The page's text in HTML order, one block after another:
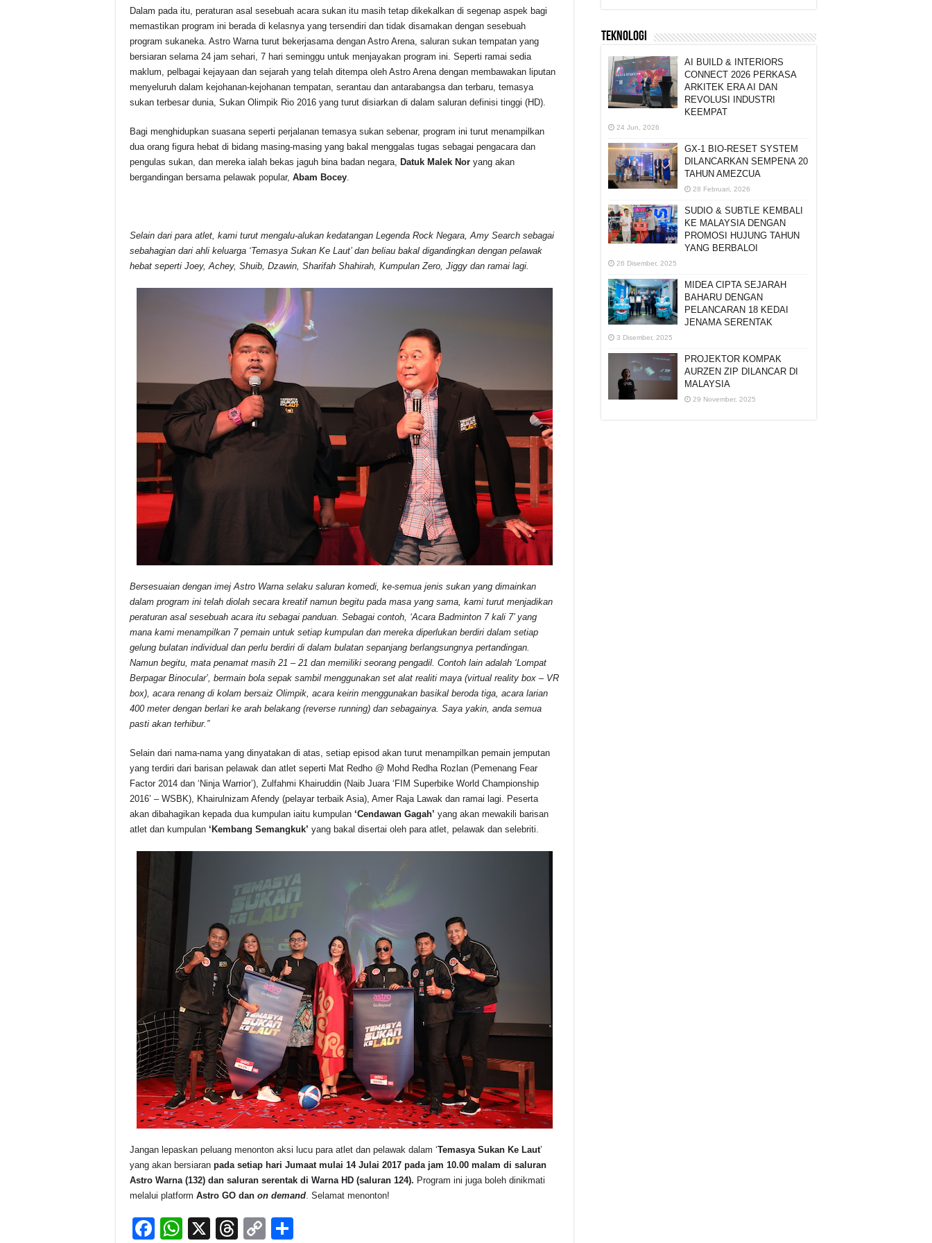
Dalam pada itu, peraturan asal sesebuah acara sukan itu masih tetap dikekalkan di segenap aspek bagi
memastikan program ini berada di kelasnya yang tersendiri dan tidak disamakan dengan sesebuah
program sukaneka. Astro Warna turut bekerjasama dengan Astro Arena, saluran sukan tempatan yang
bersiaran selama 24 jam sehari, 7 hari seminggu untuk menjayakan program ini. Seperti ramai sedia
maklum, pelbagai kejayaan dan sejarah yang telah ditempa oleh Astro Arena dengan membawakan liputan
menyeluruh dalam kejohanan-kejohanan tempatan, serantau dan antarabangsa dan terbaru, temasya
sukan terbesar dunia, Sukan Olimpik Rio 2016 yang turut disiarkan di dalam saluran definisi tinggi (HD).
Bagi menghidupkan suasana seperti perjalanan temasya sukan sebenar, program ini turut menampilkan
dua orang figura hebat di bidang masing-masing yang bakal menggalas tugas sebagai pengacara dan
pengulas sukan, dan mereka ialah bekas jaguh bina badan negara, Datuk Malek Nor yang akan
bergandingan bersama pelawak popular, Abam Bocey
Selain dari para atlet, kami turut mengalu-alukan kedatangan Legenda Rock Negara, Amy Search sebagai
sebahagian dari ahli keluarga ‘Temasya Sukan Ke Laut’ dan beliau bakal digandingkan dengan pelawak
hebat seperti Joey, Achey, Shuib, Dzawin, Sharifah Shahirah, Kumpulan Zero, Jiggy dan ramai lagi.
Bersesuaian dengan imej Astro Warna selaku saluran komedi, ke-semua jenis sukan yang dimainkan
dalam program ini telah diolah secara kreatif namun begitu pada masa yang sama, kami turut menjadikan
peraturan asal sesebuah acara itu sebagai panduan. Sebagai contoh, ‘Acara Badminton 7 kali 7’ yang
mana kami menampilkan 7 pemain untuk setiap kumpulan dan mereka diperlukan berdiri dalam setiap
gelung bulatan individual dan perlu berdiri di dalam bulatan sepanjang berlangsungnya pertandingan.
Namun begitu, mata penamat masih 21 – 21 dan memiliki seorang pengadil. Contoh lain adalah ‘Lompat
Berpagar Binocular’, bermain bola sepak sambil menggunakan set alat realiti maya (virtual reality box – VR
box), acara renang di kolam bersaiz Olimpik, acara keirin menggunakan basikal beroda tiga, acara larian
400 meter dengan berlari ke arah belakang (reverse running) dan sebagainya. Saya yakin, anda semua
pasti akan terhibur.”
Selain dari nama-nama yang dinyatakan di atas, setiap episod akan turut menampilkan pemain jemputan
yang terdiri dari barisan pelawak dan atlet seperti Mat Redho @ Mohd Redha Rozlan (Pemenang Fear
Factor 2014 dan ‘Ninja Warrior’), Zulfahmi Khairuddin (Naib Juara ‘FIM Superbike World Championship
2016’ – WSBK), Khairulnizam Afendy (pelayar terbaik Asia), Amer Raja Lawak dan ramai lagi. Peserta
akan dibahagikan kepada dua kumpulan iaitu kumpulan ‘Cendawan Gagah’ yang akan mewakili barisan
atlet dan kumpulan ‘Kembang Semangkuk’ yang bakal disertai oleh para atlet, pelawak dan selebriti.
Jangan lepaskan peluang menonton aksi lucu para atlet dan pelawak dalam ‘Temasya Sukan Ke Laut’
yang akan bersiaran pada setiap hari Jumaat mulai 14 Julai 2017 pada jam 10.00 malam di saluran
Astro Warna (132) dan saluran serentak di Warna HD (saluran 124). Program ini juga boleh dinikmati
melalui platform Astro GO dan on demand . Selamat menonton!
F
W X
T
C
TEKNOLOGI
AI BUILD & INTERIORS
CONNECT 2026 PERKASA
ARKITEK ERA AI DAN
REVOLUSI INDUSTRI
KEEMPAT
24 Jun, 2026
GX-1 BIO-RESET SYSTEM
DILANCARKAN SEMPENA 20
TAHUN AMEZCUA
28 Februari, 2026
SUDIO & SUBTLE KEMBALI
KE MALAYSIA DENGAN
PROMOSI HUJUNG TAHUN
YANG BERBALOI
26 Disember, 2025
MIDEA CIPTA SEJARAH
BAHARU DENGAN
PELANCARAN 18 KEDAI
JENAMA SERENTAK
3 Disember, 2025
PROJEKTOR KOMPAK
AURZEN ZIP DILANCAR DI
MALAYSIA
29 November, 2025